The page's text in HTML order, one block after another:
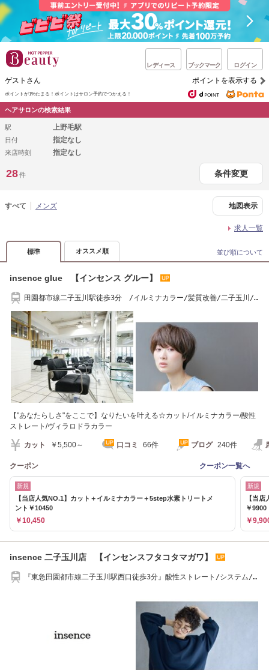
レディース ブックマーク ログイン
ゲストさん ポイントを表示する
ポイントが1%たまる！ ポイントはサロン予約でつかえる！
ヘアサロンの検索結果
駅 上野毛駅
日付 指定なし
来店時刻 指定なし
28件 条件変更
すべて メンズ 地図表示
求人一覧
標準 オススメ順 並び順について
insence glue 【インセンス グルー】
田園都市線二子玉川駅徒歩3分 /イルミナカラー/髪質改善/二子玉川/
【"あなたらしさ"をここで】なりたいを叶える☆カット/イルミナカラー/酸性
ストレート/ヴィラロドラカラー
カット ￥5,500～ 口コミ 66件 ブログ 240件
クーポン クーポン一覧へ
新規
【当店人気NO.1】カット＋イルミナカラー＋5step水素トリートメ
ント￥10450
￥10,450
新規
【当
￥9900
￥
insence 二子玉川店 【インセンスフタコタマガワ】
『東急田園都市線二子玉川駅西口徒歩3分』酸性ストレート/システム/